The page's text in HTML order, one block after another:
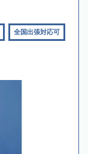
全国出張対応可